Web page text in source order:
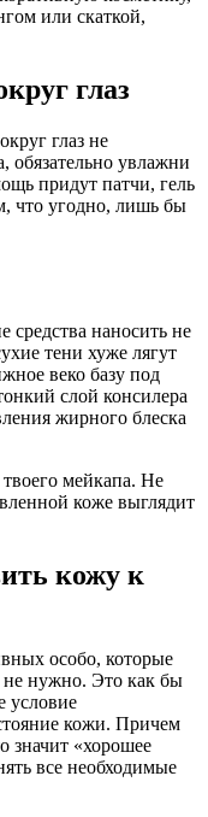
или скаткой,
глаз
глаз не
обязательно увлажни
придут патчи, гель
что угодно, лишь бы
наносить не
тени хуже лягут
веко базу под
слой консилера
жирного блеска
мейкапа. Не
коже выглядит
кожу к
особо, которые
не нужно. Это как бы
условие
кожи. Причем
значит «хорошее
все необходимые